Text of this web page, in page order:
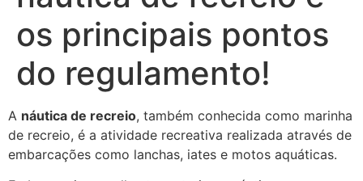
os principais pontos
do regulamento!
A náutica de recreio, também conhecida como marinha
de recreio, é a atividade recreativa realizada através de
embarcações como lanchas, iates e motos aquáticas.